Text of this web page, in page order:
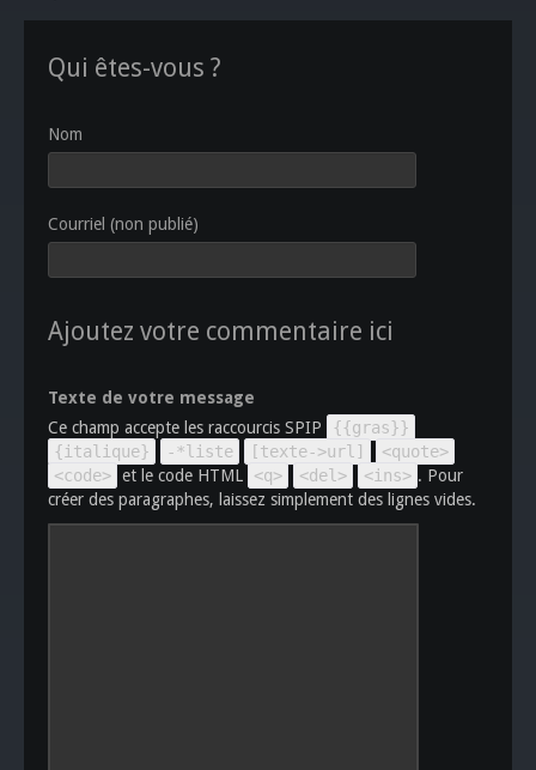
Qui êtes-vous ?
Nom
Courriel (non publié)
Ajoutez votre commentaire ici
Texte de votre message
Ce champ accepte les raccourcis SPIP
{{gras}}
{italique}
-*liste [texte->url]
<quote>
<code> et le code HTML <q> <del> <ins> . Pour
créer des paragraphes, laissez simplement des lignes vides.